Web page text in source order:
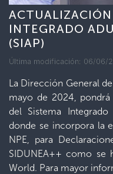
INTEGRADO
(SIAP)
Última modificación: 06/06/
La Dirección General
mayo de 2024,
del Sistema
donde se incorpora la
NPE, para
SIDUNEA++ como se
World. Para mayor